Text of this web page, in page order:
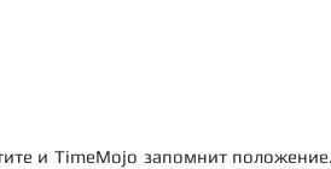
и TimeMojo запомнит